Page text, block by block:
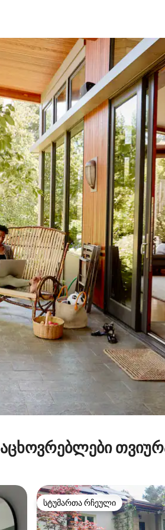
ზემოთ/ქვემოთ მიმართული ისრებით
სტუმართა რჩეული
სტუმართა რჩეული